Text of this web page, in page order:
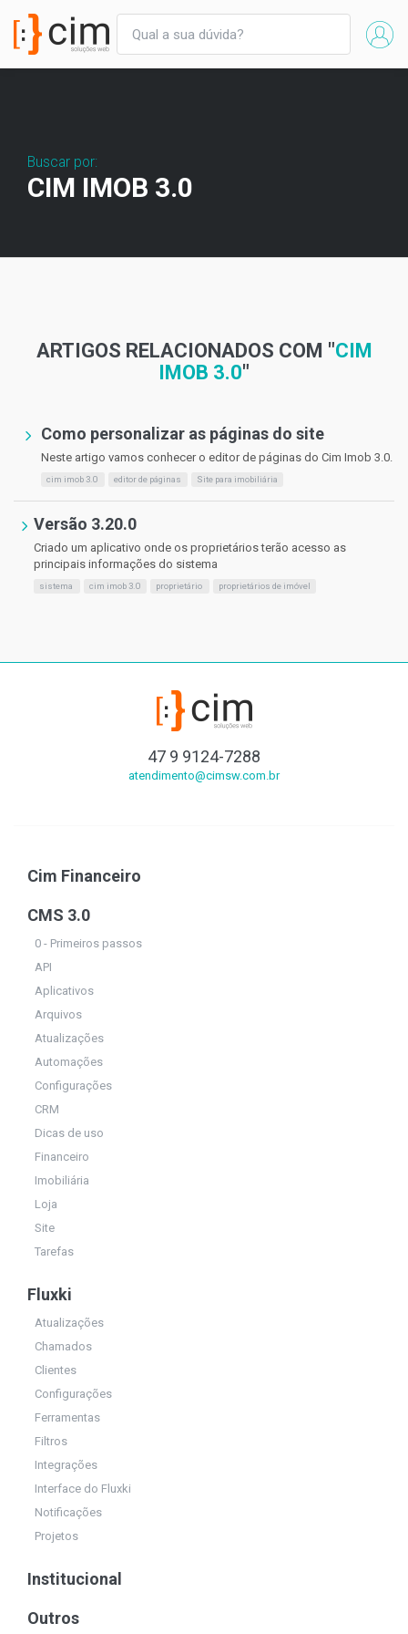
Buscar por:
CIM IMOB 3.0
ARTIGOS RELACIONADOS COM "CIM
IMOB 3.0"
Como personalizar as páginas do site
Neste artigo vamos conhecer o editor de páginas do Cim Imob 3.0.
cim imob 3.0 editor de páginas Site para imobiliária
Versão 3.20.0
Criado um aplicativo onde os proprietários terão acesso as
principais informações do sistema
sistema cim imob 3.0 proprietário proprietários de imóvel
47 9 9124-7288
atendimento@cimsw.com.br
Cim Financeiro
CMS 3.0
0 - Primeiros passos
API
Aplicativos
Arquivos
Atualizações
Automações
Configurações
CRM
Dicas de uso
Financeiro
Imobiliária
Loja
Site
Tarefas
Fluxki
Atualizações
Chamados
Clientes
Configurações
Ferramentas
Filtros
Integrações
Interface do Fluxki
Notificações
Projetos
Institucional
Outros